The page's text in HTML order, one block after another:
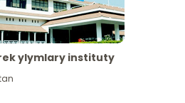
ylymlary instituty